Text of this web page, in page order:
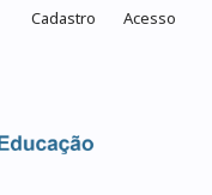
Cadastro Acesso